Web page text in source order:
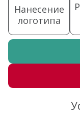
Нанесение
логотипа